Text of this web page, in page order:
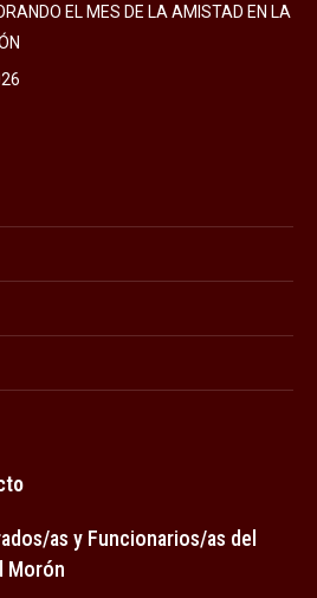
EL MES DE LA AMISTAD EN LA
as y Funcionarios/as del
Morón